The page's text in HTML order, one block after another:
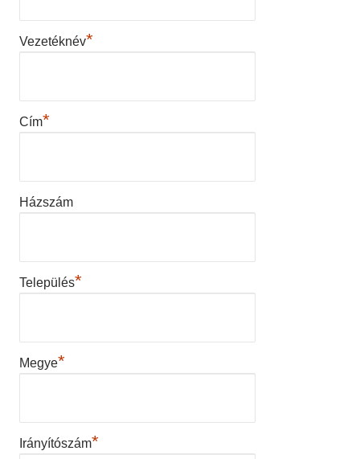
Vezetéknév*
Cím*
Házszám
Település*
Megye*
Irányítószám*